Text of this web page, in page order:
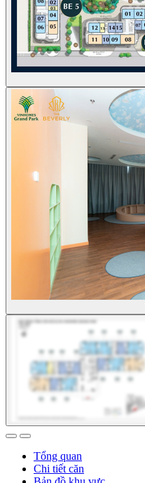
Tổng quan
Chi tiết căn